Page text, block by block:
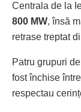
Centrala de la
800 MW, însă
retrase treptat
Patru grupuri
fost închise
respectau